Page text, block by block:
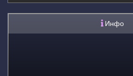
Инфо